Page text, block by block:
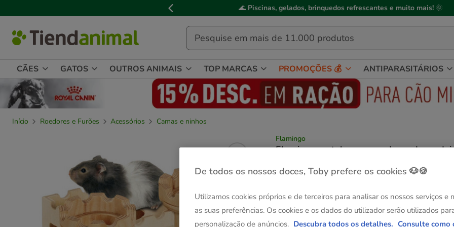
de
mensagem,
🌊 Piscinas, gelados, brinquedos refrescantes e muito mais! 🌞
CÃES GATOS OUTROS ANIMAIS TOP MARCAS PROMOÇÕES 💰 ANTIPARASITÁRIOS
Início Roedores e Furões Acessórios
Camas e ninhos
Flamingo
Flamingo castelo para roedores de
16x11x15cm
Até - 8€!
14.29€
De todos os nossos doces, Toby prefere os cookies 🐶🍪
Utilizamos cookies próprios e de terceiros para analisar os nossos serviços e
as suas preferências. Os cookies e os dados do utilizador serão utilizados
personalização de anúncios. Descubra todos os detalhes. Consulte como